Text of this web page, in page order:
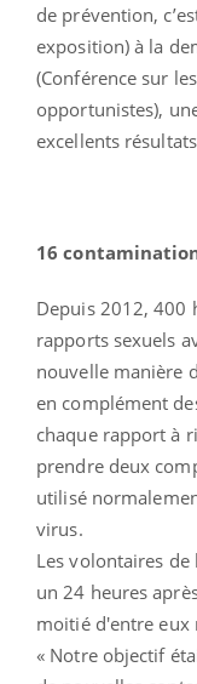
de prévention,
exposition) à la
(Conférence sur
opportunistes),
excellents
16
Depuis 2012, 400
rapports sexuels
nouvelle manière
en complément
chaque rapport à
prendre deux
utilisé
virus.
Les volontaires
un 24 heures
moitié d'entre eux
« Notre objectif